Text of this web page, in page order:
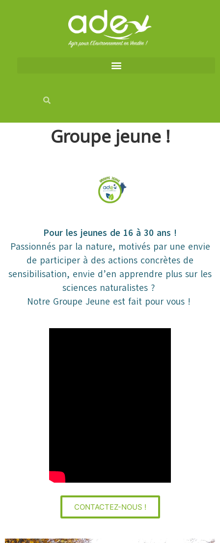
Groupe jeune !
Pour les jeunes de 16 à 30 ans !
Passionnés par la nature, motivés par une envie
de participer à des actions concrètes de
sensibilisation, envie d’en apprendre plus sur les
sciences naturalistes ?
Notre Groupe Jeune est fait pour vous !
CONTACTEZ-NOUS !